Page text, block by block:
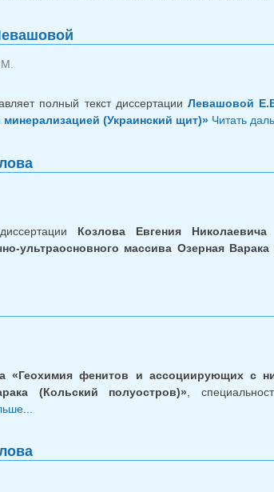
полный текст диссертацииЛевашовой
(Украинский щит)» Читать
Козлова Евгения
ультраосновного массива Озерная Варака
«Геохимия фенитов и ассоциирующих с
(Кольский полуостров)» ,